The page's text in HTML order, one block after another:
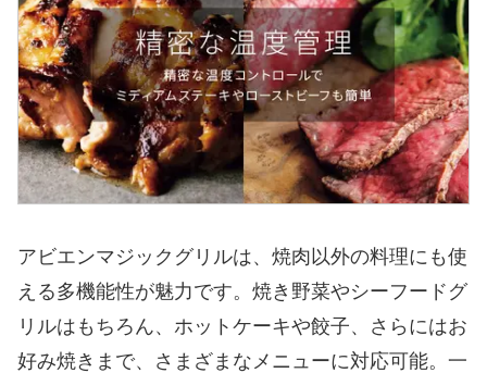
アビエンマジックグリルは、焼肉以外の料理にも使
える多機能性が魅力です。焼き野菜やシーフードグ
リルはもちろん、ホットケーキや餃子、さらにはお
好み焼きまで、さまざまなメニューに対応可能。一